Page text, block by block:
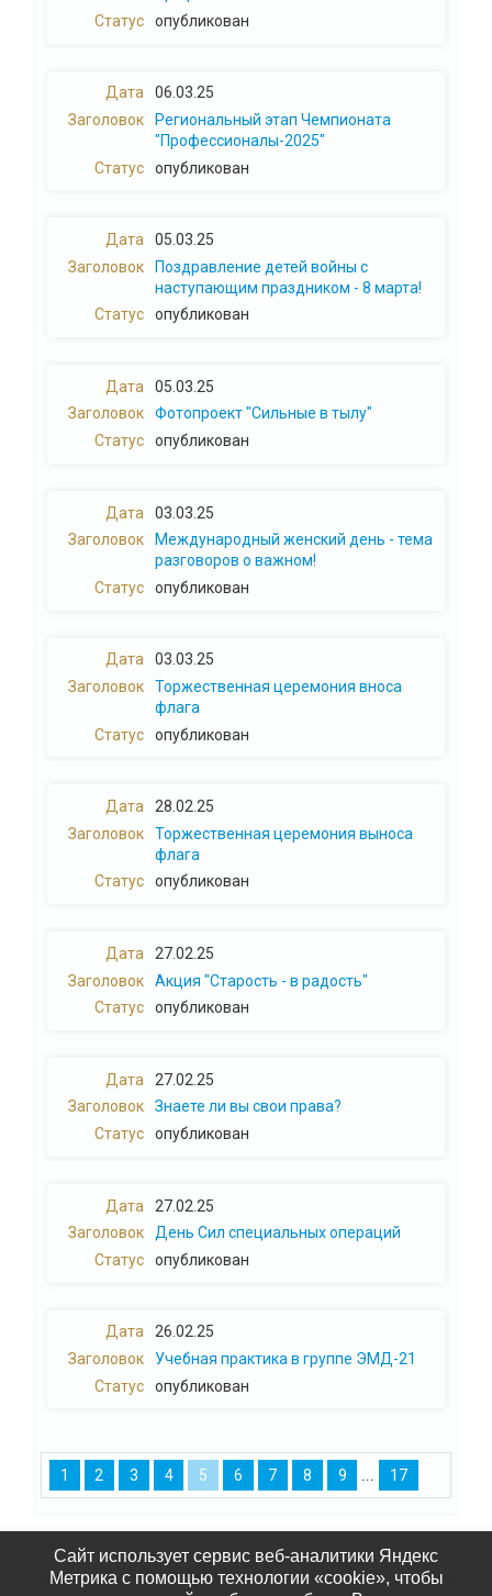
опубликован
06.03.25
Региональный этап Чемпионата
"Профессионалы-2025"
опубликован
05.03.25
Поздравление детей войны с
наступающим праздником - 8 марта!
опубликован
05.03.25
Фотопроект "Сильные в тылу"
опубликован
03.03.25
Международный женский день - тема
разговоров о важном!
опубликован
03.03.25
Торжественная церемония вноса
флага
опубликован
28.02.25
Торжественная церемония выноса
флага
опубликован
27.02.25
Акция "Старость - в радость"
опубликован
27.02.25
Знаете ли вы свои права?
опубликован
27.02.25
День Сил специальных операций
опубликован
26.02.25
Учебная практика в группе ЭМД-21
опубликован
1 2 3 4 5 6 7 8 9 ... 17
2021-
Сайт использует сервис веб-аналитики Яндекс
Метрика с помощью технологии «cookie», чтобы